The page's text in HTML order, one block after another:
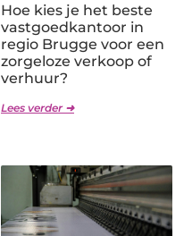
Hoe kies je het beste
vastgoedkantoor in
regio Brugge voor een
zorgeloze verkoop of
verhuur?
Lees verder ➜